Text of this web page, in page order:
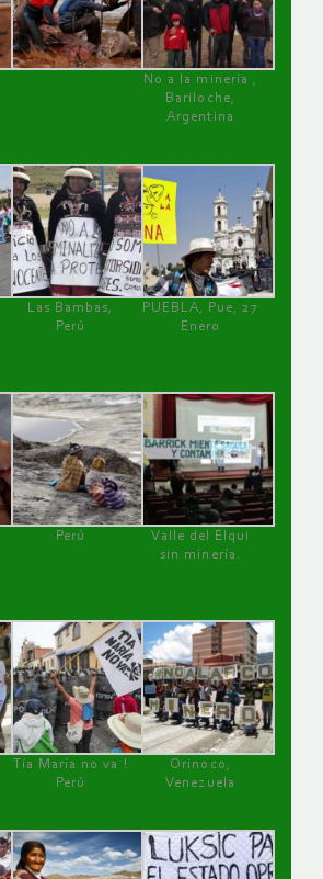
No a la minería ,
Bariloche,
Argentina
Las Bambas,
Perú
PUEBLA, Pue, 27
Enero
Perú
Valle del Elqui
sin minería.
Tía María no va !
Perú
Orinoco,
Venezuela